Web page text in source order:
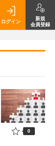
ログイン
新規
会員登録
0